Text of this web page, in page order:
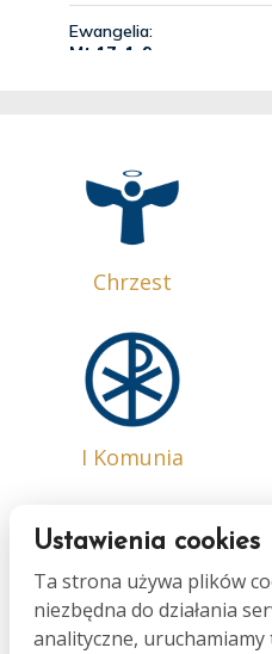
Chrzest
I Komunia
Bierzmowanie
Ustawienia cookies
Ta strona używa plików
niezbędna do działania
analityczne,